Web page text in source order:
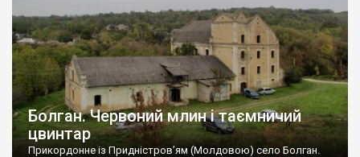
Болган. Червоний млин і таємничий
цвинтар
Прикордонне із Придністров’ям (Молдовою) село Болган.